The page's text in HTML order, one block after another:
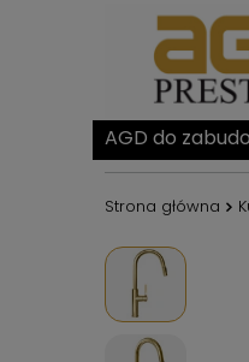
AGD do
Strona główna